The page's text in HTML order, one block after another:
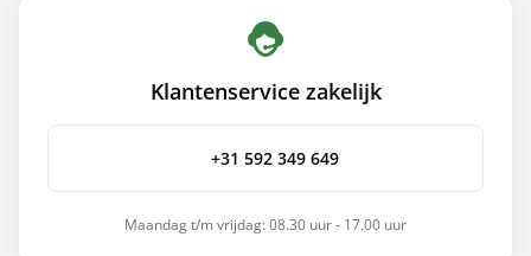
Klantenservice zakelijk
+31 592 349 649
Maandag t/m vrijdag: 08.30 uur - 17.00 uur